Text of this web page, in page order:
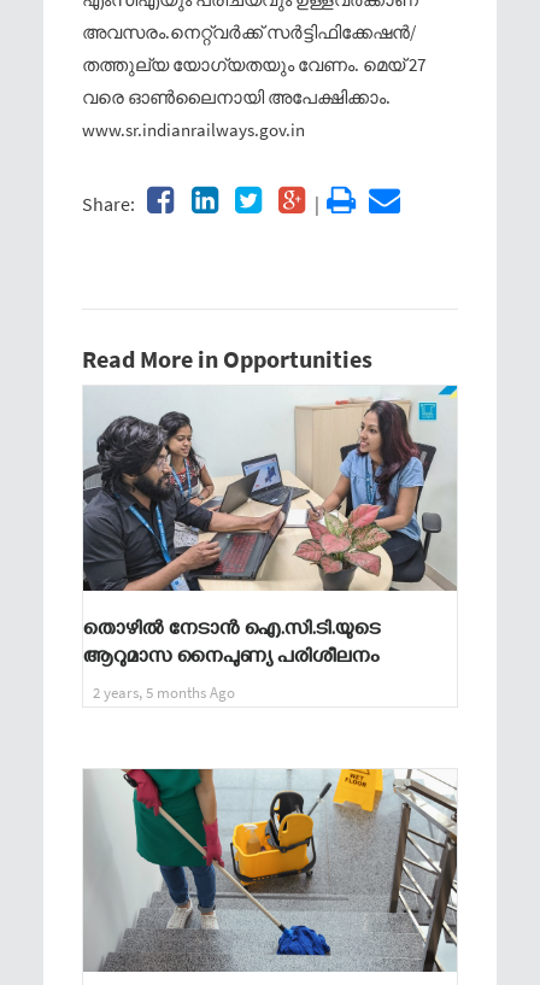
അവസരം.നെറ്റ്‌വർക്ക് സർട്ടിഫിക്കേഷൻ/
തത്തുല്യ യോഗ്യതയും വേണം. മെയ് 27
വരെ ഓൺലൈനായി അപേക്ഷിക്കാം.
www.sr.indianrailways.gov.in
Share: |
Read More in Opportunities
തൊഴിൽ നേടാൻ ഐ.സി.ടി.യുടെ
ആറുമാസ നൈപുണ്യ പരിശീലനം
2 years, 5 months Ago